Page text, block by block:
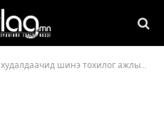
шинэ тохилог ажлын байртай боллоо